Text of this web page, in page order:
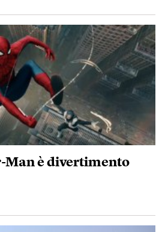
Man è divertimento